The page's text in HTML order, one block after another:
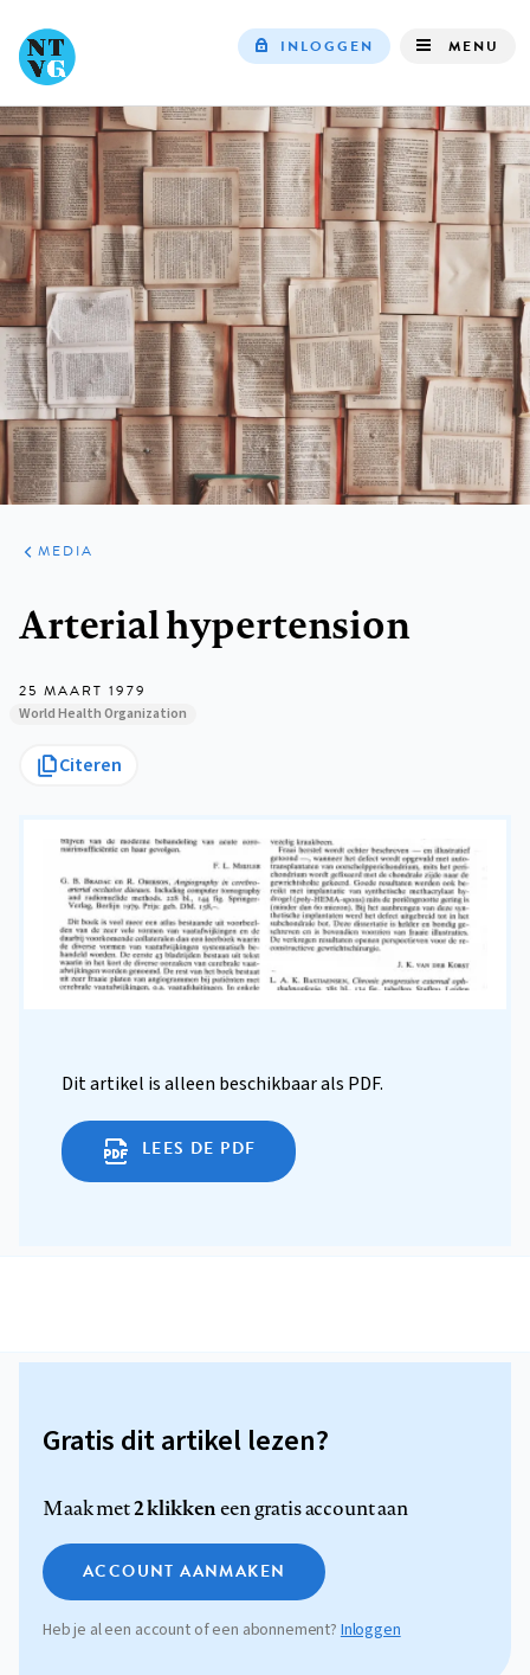
navigation
INLOGGEN MENU
ARTIKELEN
VARIA
MEDIA
Arterial hypertension
25 MAART 1979
World Health Organization
Citeren
Dit artikel is alleen beschikbaar als PDF.
LEES DE PDF
Gratis dit artikel lezen?
Maak met2 klikkeneen gratis account aan
ACCOUNT AANMAKEN
Heb je al een account of een abonnement? Inloggen